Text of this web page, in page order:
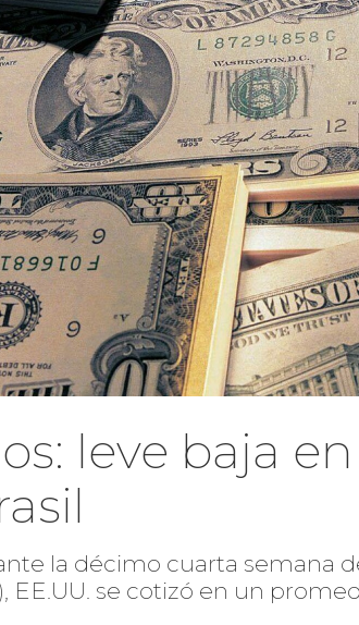
leve baja
la décimo cuarta semana
EE.UU. se cotizó en un